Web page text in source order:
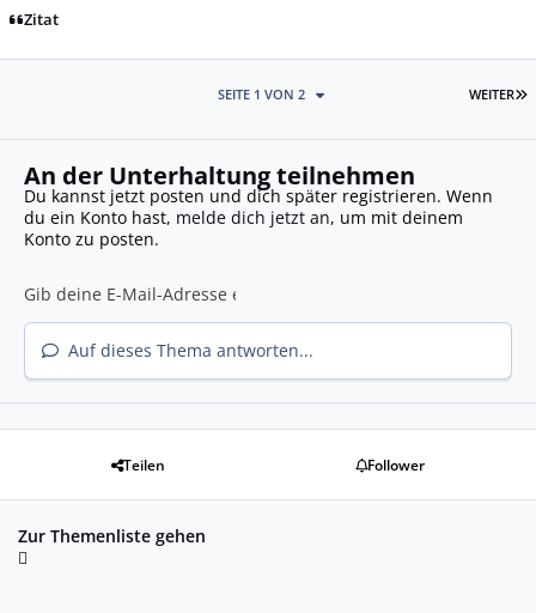
Zitat
WEITER
SEITE 1 VON 2
An der Unterhaltung teilnehmen
Du kannst jetzt posten und dich später registrieren. Wenn
du ein Konto hast, melde dich jetzt an, um mit deinem
Konto zu posten.
Auf dieses Thema antworten...
Teilen Follower
Zur Themenliste gehen